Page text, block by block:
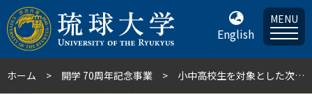
English
MENU
ホーム 開学 70周年記念事業 小中高校生を対象とした次世代人材育成事業の紹介（琉大ハカセ塾・カガク院）